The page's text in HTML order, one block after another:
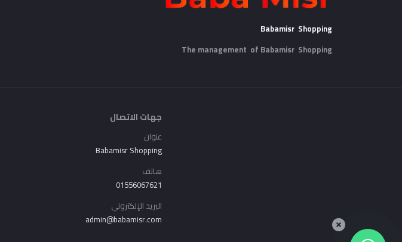
Babamisr Shopping
The management of Babamisr Shopping
جهات الاتصال
عنوان
Babamisr Shopping
هاتف
01556067621
البريد الإلكتروني
admin@babamisr.com